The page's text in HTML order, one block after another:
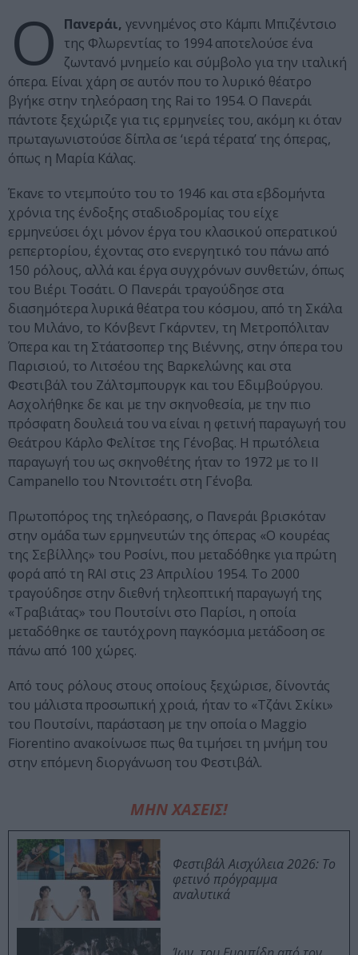
Ο Πανεράι, γεννημένος στο Κάμπι Μπιζέντσιο
της Φλωρεντίας το 1994 αποτελούσε ένα
ζωντανό μνημείο και σύμβολο για την ιταλική
όπερα. Είναι χάρη σε αυτόν που το λυρικό θέατρο
βγήκε στην τηλεόραση της Rai το 1954. Ο Πανεράι
πάντοτε ξεχώριζε για τις ερμηνείες του, ακόμη κι όταν
πρωταγωνιστούσε δίπλα σε ‘ιερά τέρατα’ της όπερας,
όπως η Μαρία Κάλας.
Έκανε το ντεμπούτο του το 1946 και στα εβδομήντα
χρόνια της ένδοξης σταδιοδρομίας του είχε
ερμηνεύσει όχι μόνον έργα του κλασικού οπερατικού
ρεπερτορίου, έχοντας στο ενεργητικό του πάνω από
150 ρόλους, αλλά και έργα συγχρόνων συνθετών, όπως
του Βιέρι Τοσάτι. Ο Πανεράι τραγούδησε στα
διασημότερα λυρικά θέατρα του κόσμου, από τη Σκάλα
του Μιλάνο, το Κόνβεντ Γκάρντεν, τη Μετροπόλιταν
Όπερα και τη Στάατσοπερ της Βιέννης, στην όπερα του
Παρισιού, το Λιτσέου της Βαρκελώνης και στα
Φεστιβάλ του Ζάλτσμπουργκ και του Εδιμβούργου.
Ασχολήθηκε δε και με την σκηνοθεσία, με την πιο
πρόσφατη δουλειά του να είναι η φετινή παραγωγή του
Θεάτρου Κάρλο Φελίτσε της Γένοβας. Η πρωτόλεια
παραγωγή του ως σκηνοθέτης ήταν το 1972 με το Il
Campanello του Ντονιτσέτι στη Γένοβα.
Πρωτοπόρος της τηλεόρασης, ο Πανεράι βρισκόταν
στην ομάδα των ερμηνευτών της όπερας «Ο κουρέας
της Σεβίλλης» του Ροσίνι, που μεταδόθηκε για πρώτη
φορά από τη RAI στις 23 Απριλίου 1954. Το 2000
τραγούδησε στην διεθνή τηλεοπτική παραγωγή της
«Τραβιάτας» του Πουτσίνι στο Παρίσι, η οποία
μεταδόθηκε σε ταυτόχρονη παγκόσμια μετάδοση σε
πάνω από 100 χώρες.
Από τους ρόλους στους οποίους ξεχώρισε, δίνοντάς
του μάλιστα προσωπική χροιά, ήταν το «Τζάνι Σκίκι»
του Πουτσίνι, παράσταση με την οποία ο Maggio
Fiorentino ανακοίνωσε πως θα τιμήσει τη μνήμη του
στην επόμενη διοργάνωση του Φεστιβάλ.
ΜΗΝ ΧΑΣΕΙΣ!
Φεστιβάλ Αισχύλεια 2026: Το
φετινό πρόγραμμα
αναλυτικά